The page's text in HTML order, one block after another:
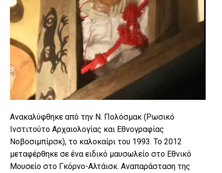
Ανακαλύφθηκε από την Ν. Πολόσμακ (Ρωσικό
Ινστιτούτο Αρχαιολογίας και Εθνογραφίας
Νοβοσιμπίρσκ), το καλοκαίρι του 1993. Το 2012
μεταφέρθηκε σε ένα ειδικό μαυσωλείο στο Εθνικό
Μουσείο στο Γκόρνο-Αλτάισκ. Αναπαράσταση της